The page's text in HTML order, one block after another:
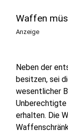
Waffen
Anzeige
Neben der
besitzen, sei
wesentlicher
erhalten. Die